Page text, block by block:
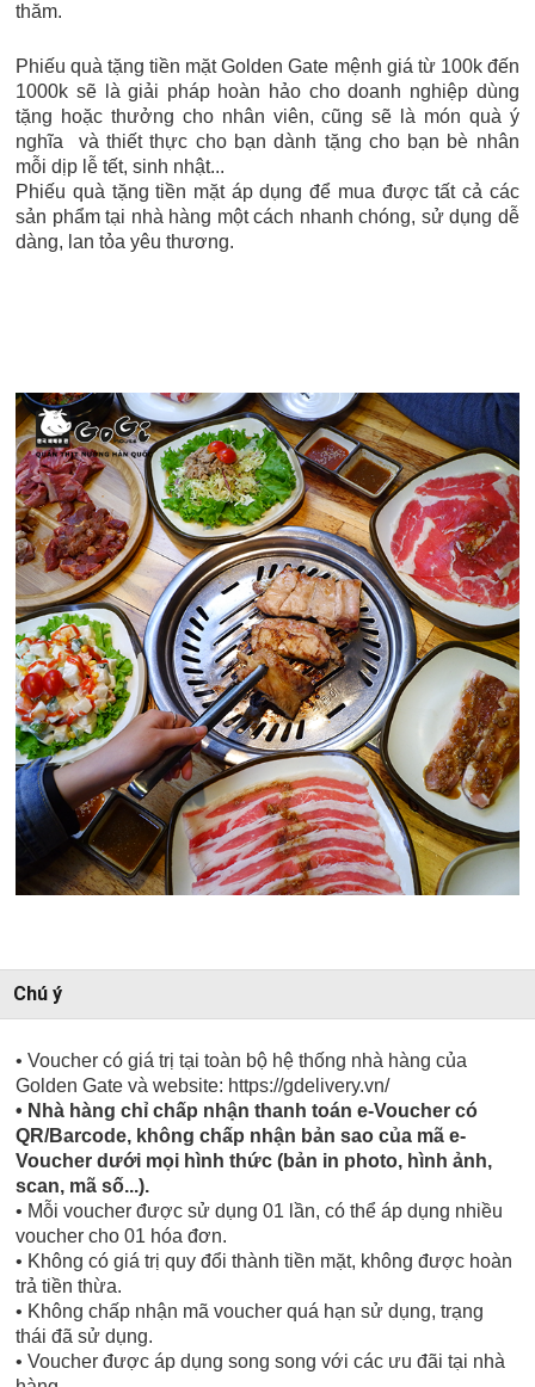
thăm.
Phiếu quà tặng tiền mặt Golden Gate mệnh giá từ 100k đến
1000k sẽ là giải pháp hoàn hảo cho doanh nghiệp dùng
tặng hoặc thưởng cho nhân viên, cũng sẽ là món quà ý
nghĩa và thiết thực cho bạn dành tặng cho bạn bè nhân
mỗi dịp lễ tết, sinh nhật...
Phiếu quà tặng tiền mặt áp dụng để mua được tất cả các
sản phẩm tại nhà hàng một cách nhanh chóng, sử dụng dễ
dàng, lan tỏa yêu thương.
Chú ý
• Voucher có giá trị tại toàn bộ hệ thống nhà hàng của
Golden Gate và website: https://gdelivery.vn/
• Nhà hàng chỉ chấp nhận thanh toán e-Voucher có
QR/Barcode, không chấp nhận bản sao của mã e-
Voucher dưới mọi hình thức (bản in photo, hình ảnh,
scan, mã số...).
• Mỗi voucher được sử dụng 01 lần, có thể áp dụng nhiều
voucher cho 01 hóa đơn.
• Không có giá trị quy đổi thành tiền mặt, không được hoàn
trả tiền thừa.
• Không chấp nhận mã voucher quá hạn sử dụng, trạng
thái đã sử dụng.
• Voucher được áp dụng song song với các ưu đãi tại nhà